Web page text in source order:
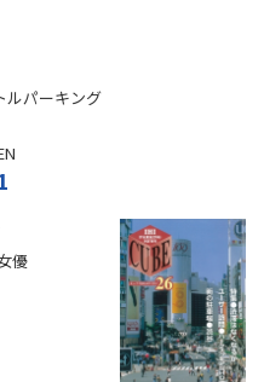
ルパーキング
優